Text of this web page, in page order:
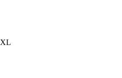
XL